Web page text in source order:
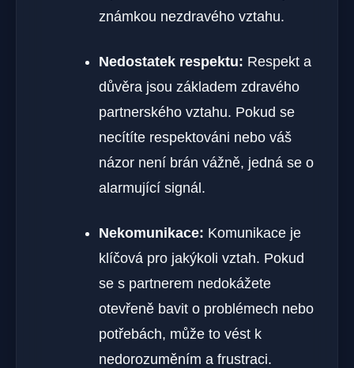
známkou nezdravého vztahu.
Nedostatek respektu: Respekt a
důvěra jsou základem zdravého
partnerského vztahu. Pokud se
necítíte respektováni nebo váš
názor není brán vážně, jedná se o
alarmující signál.
Nekomunikace: Komunikace je
klíčová pro jakýkoli vztah. Pokud
se s partnerem nedokážete
otevřeně bavit o problémech nebo
potřebách, může to vést k
nedorozuměním a frustraci.